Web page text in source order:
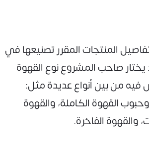
المنتجات المقرر تصنيعها في
يختار صاحب المشروع نوع القهوة
من بين أنواع عديدة مثل:
القهوة الكاملة، والقهوة
والقهوة الفاخرة.